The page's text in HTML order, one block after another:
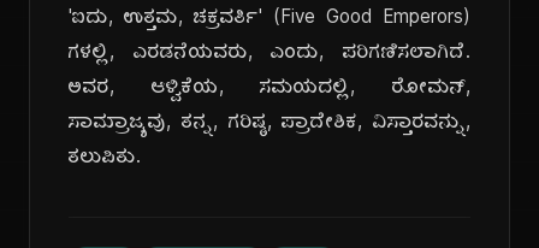
'ಐದು, ಉತ್ತಮ, ಚಕ್ರವರ್ತಿ' (Five Good Emperors)
ಗಳಲ್ಲಿ, ಎರಡನೆಯವರು, ಎಂದು, ಪರಿಗಣಿಸಲಾಗಿದೆ.
ಅವರ, ಆಳ್ವಿಕೆಯ, ಸಮಯದಲ್ಲಿ, ರೋಮನ್,
ಸಾಮ್ರಾಜ್ಯವು, ತನ್ನ, ಗರಿಷ್ಠ, ಪ್ರಾದೇಶಿಕ, ವಿಸ್ತಾರವನ್ನು,
ತಲುಪಿತು.